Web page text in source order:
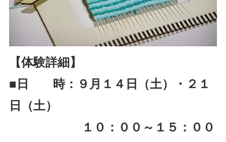
【体験詳細】
■日 時：９月１４日（土）・２１
日（土）
１０：００～１５：００